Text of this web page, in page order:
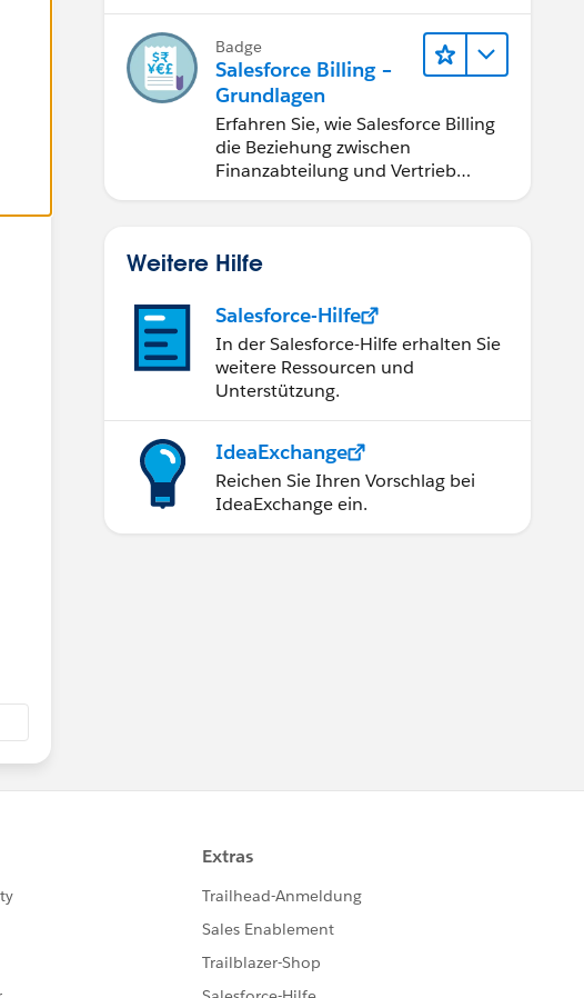
Badge
Salesforce Billing –
Grundlagen
Erfahren Sie, wie Salesforce Billing
die Beziehung zwischen
Finanzabteilung und Vertrieb
Weitere Hilfe
Salesforce-Hilfe
In der Salesforce-Hilfe erhalten Sie
weitere Ressourcen und
Unterstützung.
IdeaExchange
Reichen Sie Ihren Vorschlag bei
IdeaExchange ein.